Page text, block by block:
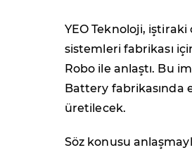
YEO Teknoloji,
sistemleri fabrikası
Robo ile anlaştı. Bu
Battery fabrikasında
üretilecek.
Söz konusu